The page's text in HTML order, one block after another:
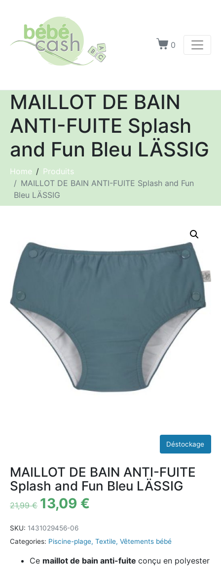
0
MAILLOT DE BAIN
ANTI-FUITE Splash
and Fun Bleu LÄSSIG
Home
Produits
MAILLOT DE BAIN ANTI-FUITE Splash and Fun
Bleu LÄSSIG
MAILLOT DE BAIN ANTI-FUITE
Splash and Fun Bleu LÄSSIG
21,99€ 13,09 €
SKU: 1431029456-06
Categories: Piscine-plage, Textile, Vêtements bébé
Ce maillot de bain anti-fuite conçu en polyester